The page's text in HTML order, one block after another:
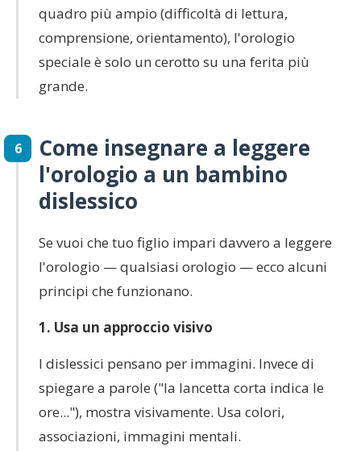
quadro più ampio (difficoltà di lettura,
comprensione, orientamento), l'orologio
speciale è solo un cerotto su una ferita più
grande.
6
Come insegnare a leggere
l'orologio a un bambino
dislessico
Se vuoi che tuo figlio impari davvero a leggere
l'orologio — qualsiasi orologio — ecco alcuni
principi che funzionano.
1. Usa un approccio visivo
I dislessici pensano per immagini. Invece di
spiegare a parole ("la lancetta corta indica le
ore..."), mostra visivamente. Usa colori,
associazioni, immagini mentali.